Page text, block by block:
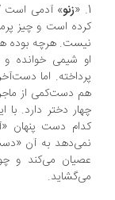
»
است و چیز پرماجرای
شیمی خوانده و بعد
اما دست‌آخر
دست‌‌کمی از ماجرای
دختر دارد. با اینکه
دست پنهان
به آن «دست
می‌کند و چون از